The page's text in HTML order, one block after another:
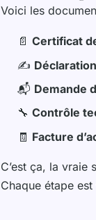
Voici les
📄 Certificat
✍️
📬 Demande
🔧 Contrôle
🧾 Facture
C’est ça, la
Chaque étape